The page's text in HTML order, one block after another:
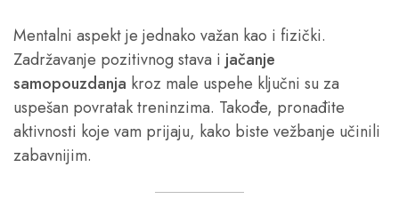
Mentalni aspekt je jednako važan kao i fizički.
Zadržavanje pozitivnog stava i jačanje
samopouzdanja kroz male uspehe ključni su za
uspešan povratak treninzima. Takođe, pronađite
aktivnosti koje vam prijaju, kako biste vežbanje učinili
zabavnijim.